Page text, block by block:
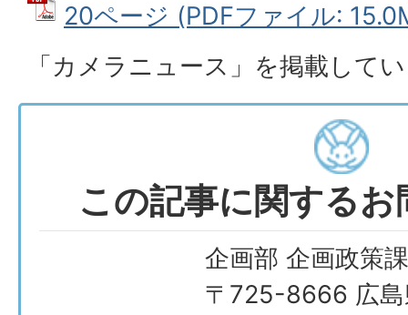
20ページ (PDFファイル:
「カメラニュース」を掲載して
この記事に関する
企画部 企画政策課
〒725-8666 広島